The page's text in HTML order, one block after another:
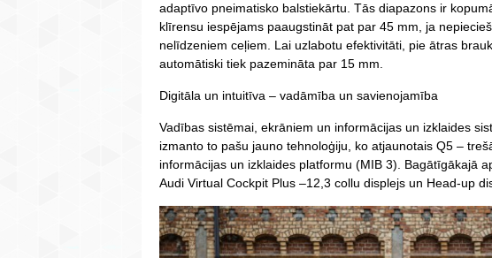
adaptīvo pneimatisko balstiekārtu. Tās diapazons ir
klīrensu iespējams paaugstināt pat par 45 mm, ja
nelīdzeniem ceļiem. Lai uzlabotu efektivitāti, pie ātras
automātiski tiek pazemināta par 15 mm.
Digitāla un intuitīva ­– vadāmība un savienojamība
Vadības sistēmai, ekrāniem un informācijas un izklaides
izmanto to pašu jauno tehnoloģiju, ko atjaunotais Q5 –
informācijas un izklaides platformu (MIB 3). Bagātīgākajā
Audi Virtual Cockpit Plus –12,3 collu displejs un Head-up